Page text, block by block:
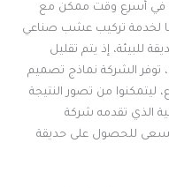
في أسرع وقت ممكن مع
لخدمة تركيب عشب صناعي
للبيئة، إذ يتم تقليل
توفر الشركة نماذج تصميم
ليتمكنوا من تصور النتيجة
الذي تقدمه شركة
للحصول على حديقة